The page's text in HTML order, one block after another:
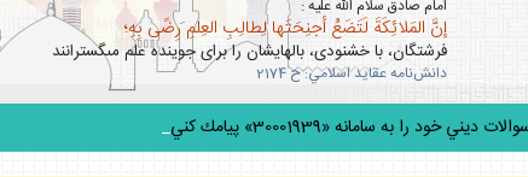
امام صادق سلام الله عليه :
إنَّ المَلائِكَةَ لَتَضَعُ أجنِحَتَها لِطالِبِ العِلمِ َرِضًى بِهِ؛
فرشتگان، با خشنودى، بال‏هايشان را براى جوينده علم مى‏گسترانند
دانش‌نامه عقايد اسلامي: ح 2174
خود را به سامانه «30001939» پيامك كنيد.